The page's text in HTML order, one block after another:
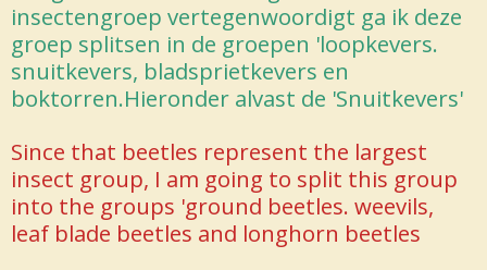
insectengroep vertegenwoordigt ga ik deze
groep splitsen in de groepen 'loopkevers.
snuitkevers, bladsprietkevers en
boktorren.Hieronder alvast de 'Snuitkevers'
Since that beetles represent the largest
insect group, I am going to split this group
into the groups 'ground beetles. weevils,
leaf blade beetles and longhorn beetles